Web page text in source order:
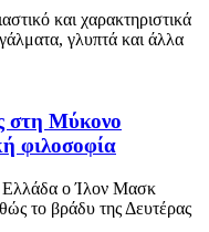
και χαρακτηριστικά
γλυπτά και άλλα
στη Μύκονο
φιλοσοφία
Ελλάδα ο Ίλον Μασκ
το βράδυ της Δευτέρας